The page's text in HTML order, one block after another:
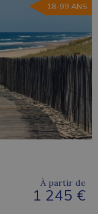
18-99 ANS
À partir de
1 245 €